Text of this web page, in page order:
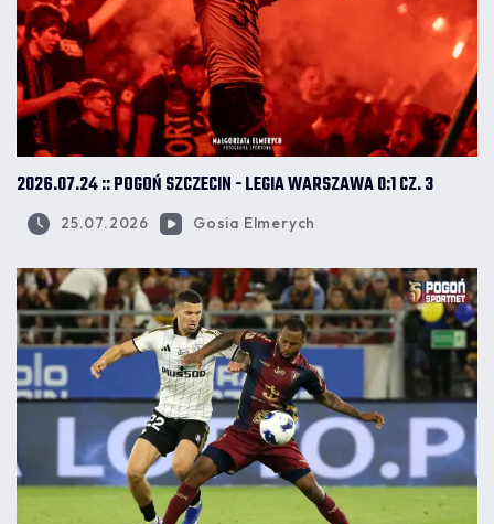
2026.07.24 :: POGOŃ SZCZECIN - LEGIA WARSZAWA 0:1 CZ. 3
25.07.2026 Gosia Elmerych